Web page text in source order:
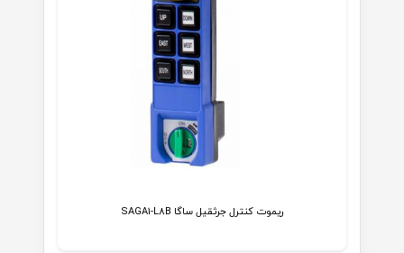
ریموت کنترل جرثقیل ساگا SAGA1-L8B